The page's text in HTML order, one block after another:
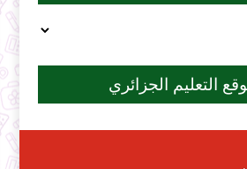
التعليم الجزائري